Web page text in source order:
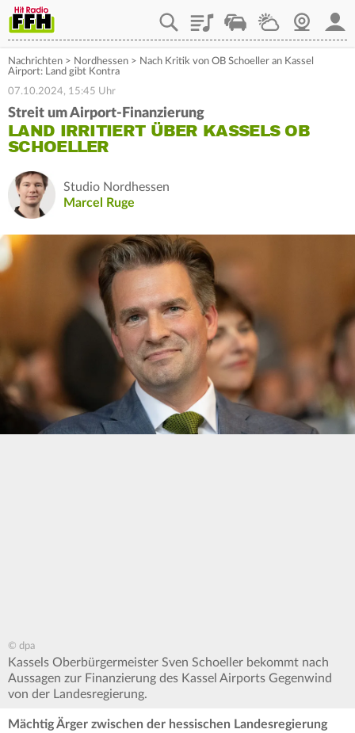
PlaylistStaupilotWetterWebcam
Nachrichten > Nordhessen > Nach Kritik von OB Schoeller an Kassel
Airport: Land gibt Kontra
07.10.2024, 15:45 Uhr
Streit um Airport-Finanzierung
LAND IRRITIERT ÜBER KASSELS OB
SCHOELLER
Studio Nordhessen
Marcel Ruge
© dpa
Kassels Oberbürgermeister Sven Schoeller bekommt nach
Aussagen zur Finanzierung des Kassel Airports Gegenwind
von der Landesregierung.
Mächtig Ärger zwischen der hessischen Landesregierung